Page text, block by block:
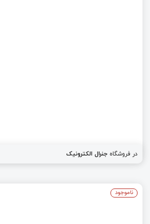
در فروشگاه جنرال الکترونیک
ناموجود